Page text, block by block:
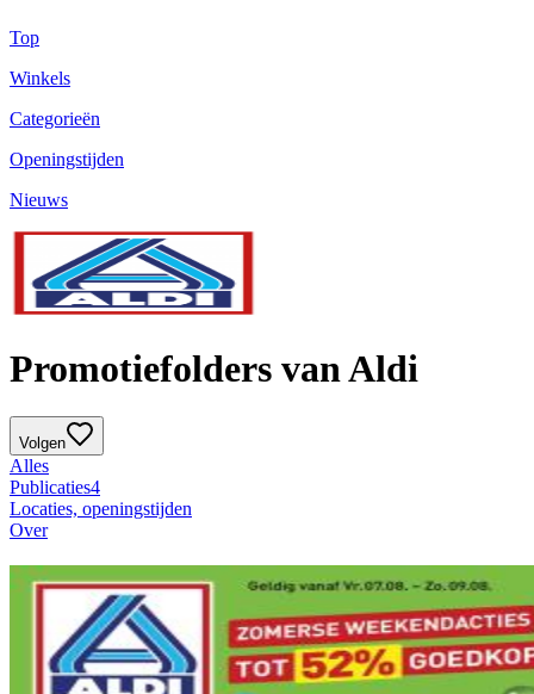
Top
Winkels
Categorieën
Openingstijden
Nieuws
Promotiefolders van Aldi
Volgen
Alles
Publicaties4
Locaties, openingstijden
Over